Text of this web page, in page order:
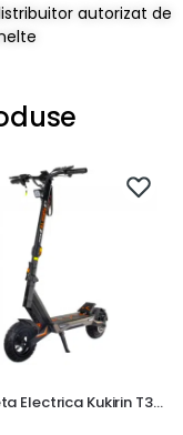
autorizat de
Electrica Kukirin T3…